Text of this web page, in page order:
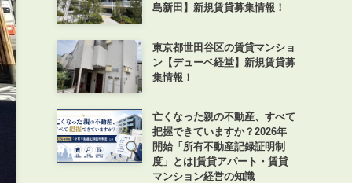
島新田】新規賃貸募集情報！
東京都世田谷区の賃貸マンショ
ン【デューベ経堂】新規賃貸募
集情報！
亡くなった親の不動産、すべて
把握できていますか？2026年
開始「所有不動産記録証明制
度」とは|賃貸アパート・賃貸
マンション経営の知識